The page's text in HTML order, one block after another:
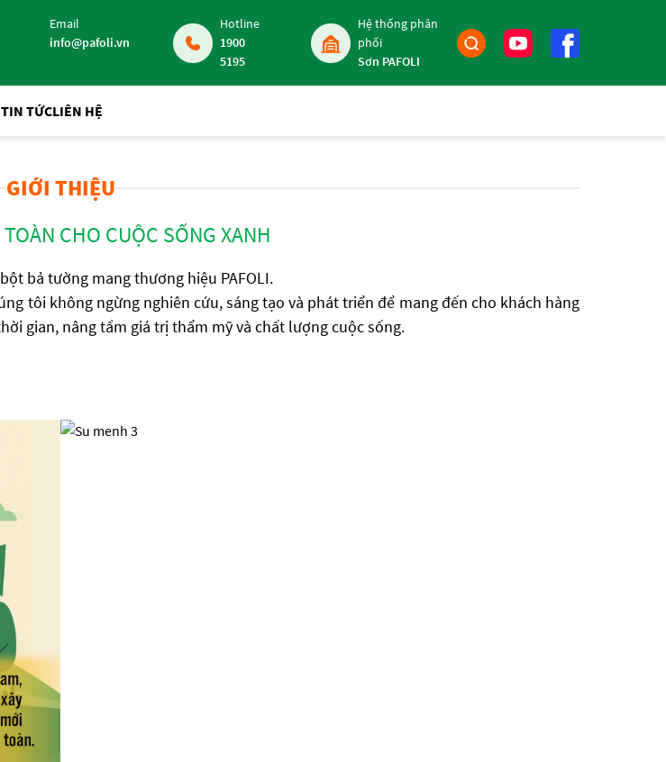
Email
info@pafoli.vn
Hotline
1900
5195
Hệ thống phân
phối
Sơn PAFOLI
TIN TỨCLIÊN HỆ
GIỚI THIỆU
CHO CUỘC SỐNG XANH
bả tường mang thương hiệu PAFOLI.
tôi không ngừng nghiên cứu, sáng tạo và phát triển để mang đến cho khách hàng
gian, nâng tầm giá trị thẩm mỹ và chất lượng cuộc sống.